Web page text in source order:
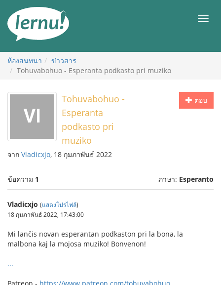
สารบัญ
เมนู
ห้องสนทนา
ข่าวสาร
Tohuvabohuo - Esperanta podkasto pri muziko
ตอบ
Tohuvabohuo -
Esperanta
podkasto pri
muziko
จาก Vladicxjo, 18 กุมภาพันธ์ 2022
ข้อความ 1 ภาษา: Esperanto
Vladicxjo (แสดงโปรไฟล์)
18 กุมภาพันธ์ 2022, 17:43:00
Mi lanĉis novan esperantan podkaston pri la bona, la
malbona kaj la mojosa muziko! Bonvenon!
...